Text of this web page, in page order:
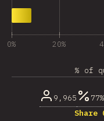
0% 20%
% of
9,965 77%
Share